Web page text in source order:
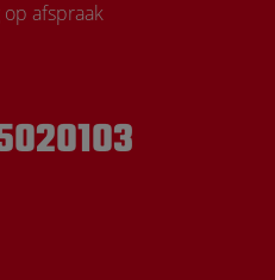
afspraak